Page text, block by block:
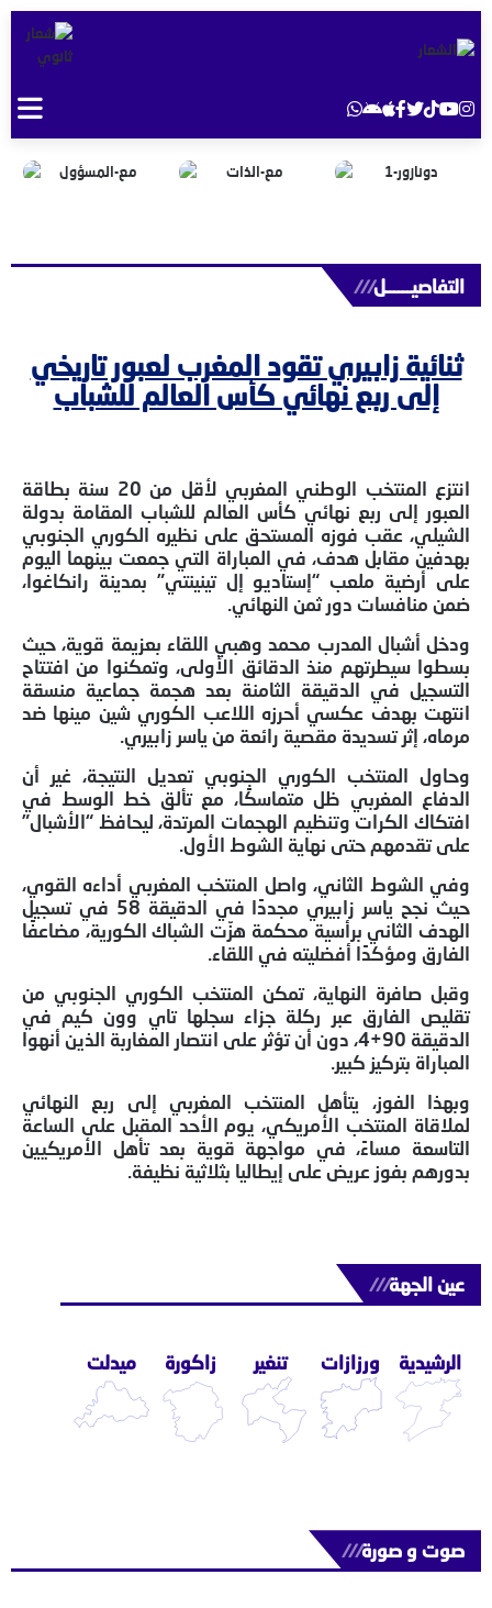
التفاصيــــــل///
ثنائية زابيري تقود المغرب لعبور تاريخي
إلى ربع نهائي كأس العالم للشباب
انتزع المنتخب الوطني المغربي لأقل من 20 سنة بطاقة
العبور إلى ربع نهائي كأس العالم للشباب المقامة بدولة
الشيلي، عقب فوزه المستحق على نظيره الكوري الجنوبي
بهدفين مقابل هدف، في المباراة التي جمعت بينهما اليوم
على أرضية ملعب “إستاديو إل تينينتي” بمدينة رانكاغوا،
ضمن منافسات دور ثمن النهائي.
ودخل أشبال المدرب محمد وهبي اللقاء بعزيمة قوية، حيث
بسطوا سيطرتهم منذ الدقائق الأولى، وتمكنوا من افتتاح
التسجيل في الدقيقة الثامنة بعد هجمة جماعية منسقة
انتهت بهدف عكسي أحرزه اللاعب الكوري شين مينها ضد
مرماه، إثر تسديدة مقصية رائعة من ياسر زابيري.
وحاول المنتخب الكوري الجنوبي تعديل النتيجة، غير أن
الدفاع المغربي ظل متماسكًا، مع تألق خط الوسط في
افتكاك الكرات وتنظيم الهجمات المرتدة، ليحافظ “الأشبال”
على تقدمهم حتى نهاية الشوط الأول.
وفي الشوط الثاني، واصل المنتخب المغربي أداءه القوي،
حيث نجح ياسر زابيري مجددًا في الدقيقة 58 في تسجيل
الهدف الثاني برأسية محكمة هزّت الشباك الكورية، مضاعفًا
الفارق ومؤكدًا أفضليته في اللقاء.
وقبل صافرة النهاية، تمكن المنتخب الكوري الجنوبي من
تقليص الفارق عبر ركلة جزاء سجلها تاي وون كيم في
الدقيقة 90+4، دون أن تؤثر على انتصار المغاربة الذين أنهوا
المباراة بتركيز كبير.
وبهذا الفوز، يتأهل المنتخب المغربي إلى ربع النهائي
لملاقاة المنتخب الأمريكي، يوم الأحد المقبل على الساعة
التاسعة مساءً، في مواجهة قوية بعد تأهل الأمريكيين
بدورهم بفوز عريض على إيطاليا بثلاثية نظيفة.
عين الجهة///
الرشيدية ورزازات تنغير زاكورة ميدلت
صوت و صورة///